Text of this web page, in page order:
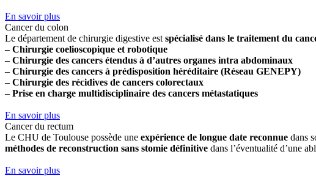
En savoir plus
Cancer du colon
Le département de chirurgie digestive est spécialisé dans le traitement du
– Chirurgie coelioscopique et robotique
– Chirurgie des cancers étendus à d’autres organes intra abdominaux
– Chirurgie des cancers à prédisposition héréditaire (Réseau GENEPY)
– Chirurgie des récidives de cancers colorectaux
– Prise en charge multidisciplinaire des cancers métastatiques
En savoir plus
Cancer du rectum
Le CHU de Toulouse possède une expérience de longue date reconnue dans
méthodes de reconstruction sans stomie définitive dans l’éventualité d’une
En savoir plus